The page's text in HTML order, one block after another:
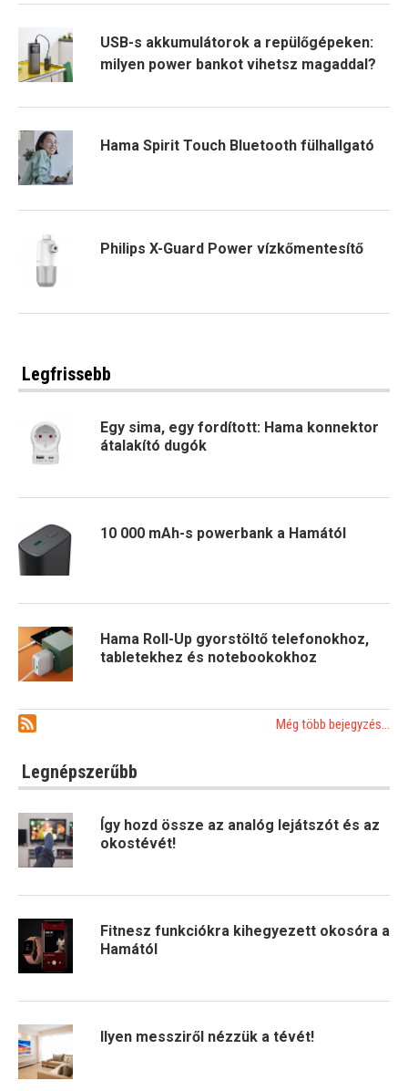
USB-s akkumulátorok a repülőgépeken:
milyen power bankot vihetsz magaddal?
Hama Spirit Touch Bluetooth fülhallgató
Philips X-Guard Power vízkőmentesítő
Legfrissebb
Egy sima, egy fordított: Hama konnektor
átalakító dugók
10 000 mAh-s powerbank a Hamától
Hama Roll-Up gyorstöltő telefonokhoz,
tabletekhez és notebookokhoz
Még több bejegyzés...
Legnépszerűbb
Így hozd össze az analóg lejátszót és az
okostévét!
Fitnesz funkciókra kihegyezett okosóra a
Hamától
Ilyen messziről nézzük a tévét!